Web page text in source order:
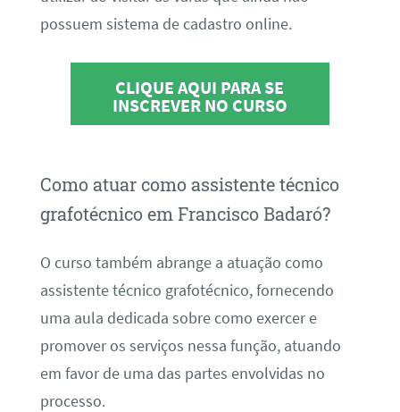
possuem sistema de cadastro online.
CLIQUE AQUI PARA SE
INSCREVER NO CURSO
Como atuar como assistente técnico
grafotécnico em Francisco Badaró?
O curso também abrange a atuação como
assistente técnico grafotécnico, fornecendo
uma aula dedicada sobre como exercer e
promover os serviços nessa função, atuando
em favor de uma das partes envolvidas no
processo.